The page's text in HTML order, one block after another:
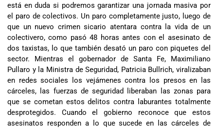
está en duda si podremos garantizar una jornada masiva por
el paro de colectivos. Un paro completamente justo, luego de
que un nuevo crimen sicario atentara contra la vida de un
colectivero, como pasó 48 horas antes con el asesinato de
dos taxistas, lo que también desató un paro con piquetes del
sector. Mientras el gobernador de Santa Fe, Maximiliano
Pullaro y la Ministra de Seguridad, Patricia Bullrich, viralizaban
en redes sociales los vejámenes contra los presos en las
cárceles, las fuerzas de seguridad liberaban las zonas para
que se cometan estos delitos contra laburantes totalmente
desprotegidos. Cuando el gobierno reconoce que estos
asesinatos responden a lo que sucede en las cárceles de